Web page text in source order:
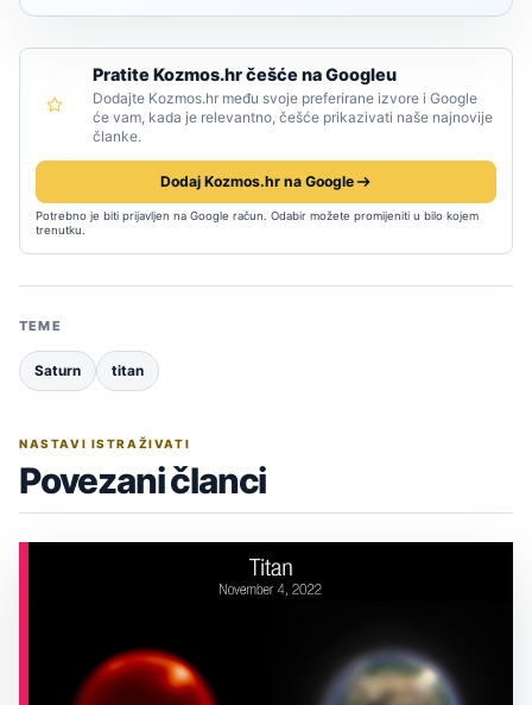
Pratite Kozmos.hr češće na Googleu
Dodajte Kozmos.hr među svoje preferirane izvore i Google
će vam, kada je relevantno, češće prikazivati naše najnovije
članke.
Dodaj Kozmos.hr na Google
Potrebno je biti prijavljen na Google račun. Odabir možete promijeniti u bilo kojem
trenutku.
TEME
Saturn titan
NASTAVI ISTRAŽIVATI
Povezani članci